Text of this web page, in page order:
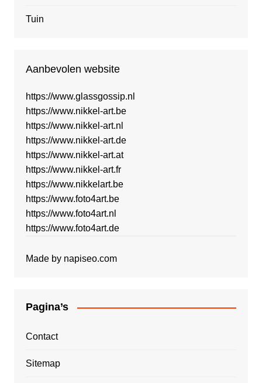
Tuin
Aanbevolen website
https://www.glassgossip.nl
https://www.nikkel-art.be
https://www.nikkel-art.nl
https://www.nikkel-art.de
https://www.nikkel-art.at
https://www.nikkel-art.fr
https://www.nikkelart.be
https://www.foto4art.be
https://www.foto4art.nl
https://www.foto4art.de
Made by napiseo.com
Pagina’s
Contact
Sitemap